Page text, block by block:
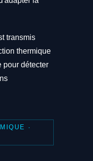
transmis
thermique
pour détecter
·